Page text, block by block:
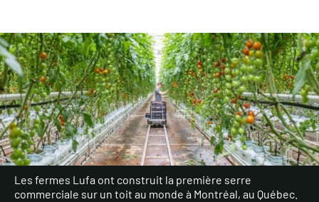
Les fermes Lufa ont construit la première serre
commerciale sur un toit au monde à Montréal, au Québec.